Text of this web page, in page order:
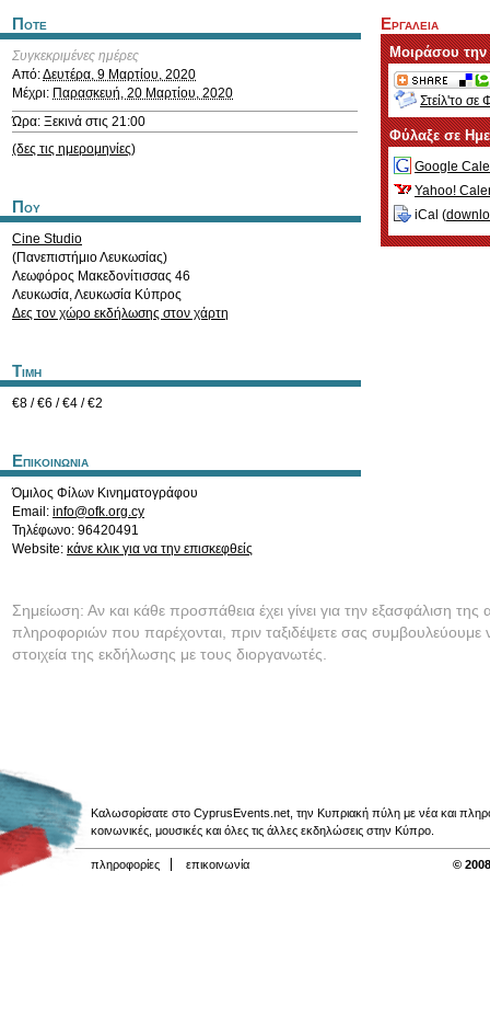
Ποτε
Συγκεκριμένες ημέρες
Από:Δευτέρα, 9 Μαρτίου, 2020
Μέχρι: Παρασκευή, 20 Μαρτίου, 2020
Ώρα: Ξεκινά στις 21:00
(δες τις ημερομηνίες)
Που
Cine Studio
(Πανεπιστήμιο Λευκωσίας)
Λεωφόρος Μακεδονίτισσας 46
Λευκωσία,Λευκωσία Κύπρος
Δες τον χώρο εκδήλωσης στον χάρτη
Τιμη
€8 / €6 / €4 / €2
Επικοινωνια
Όμιλος Φίλων Κινηματογράφου
Email: info@ofk.org.cy
Τηλέφωνο: 96420491
Website: κάνε κλικ για να την επισκεφθείς
Εργαλεια
Μοιράσου
Στείλ'το σε
Φύλαξε σε
Google
Yahoo!
iCal (
Σημείωση: Αν και κάθε προσπάθεια έχει γίνει για την εξασφάλιση της
πληροφοριών που παρέχονται, πριν ταξιδέψετε σας συμβουλεύουμε
στοιχεία της εκδήλωσης με τους διοργανωτές.
Καλωσορίσατε στο CyprusEvents.net, την Κυπριακή πύλη με νέα και
κοινωνικές, μουσικές και όλες τις άλλες εκδηλώσεις στην Κύπρο.
πληροφορίες επικοινωνία ©